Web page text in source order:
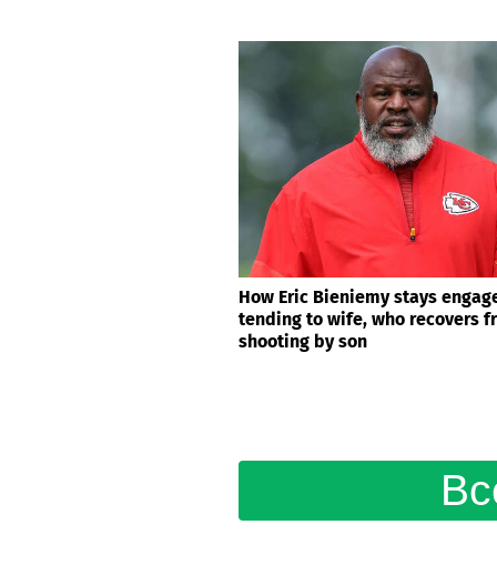
How Eric Bieniemy stays
tending to wife, who recovers
shooting by son